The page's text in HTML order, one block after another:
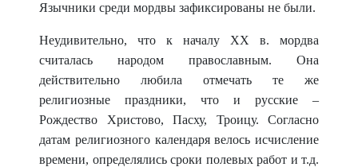
Язычники среди мордвы зафиксированы не были.
Неудивительно, что к началу XX в. мордва
считалась народом православным. Она
действительно любила отмечать те же
религиозные праздники, что и русские –
Рождество Христово, Пасху, Троицу. Согласно
датам религиозного календаря велось исчисление
времени, определялись сроки полевых работ и т.д.